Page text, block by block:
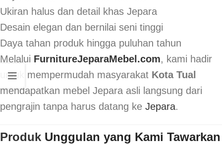
Ukiran halus dan detail khas Jepara
Desain elegan dan bernilai seni tinggi
Daya tahan produk hingga puluhan tahun
Melalui FurnitureJeparaMebel.com, kami hadir
untuk mempermudah masyarakat Kota Tual
mendapatkan mebel Jepara asli langsung dari
pengrajin tanpa harus datang ke Jepara.
Produk Unggulan yang Kami Tawarkan